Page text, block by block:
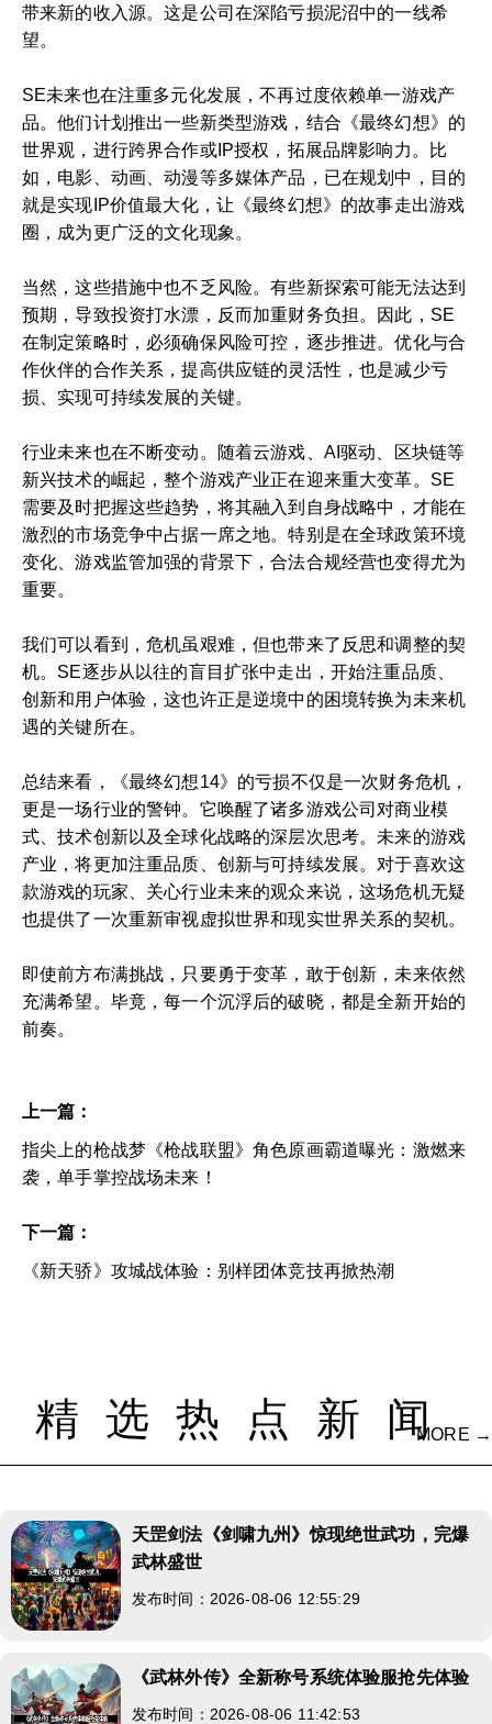
带来新的收入源。这是公司在深陷亏损泥沼中的一线希
望。
SE未来也在注重多元化发展，不再过度依赖单一游戏产
品。他们计划推出一些新类型游戏，结合《最终幻想》的
世界观，进行跨界合作或IP授权，拓展品牌影响力。比
如，电影、动画、动漫等多媒体产品，已在规划中，目的
就是实现IP价值最大化，让《最终幻想》的故事走出游戏
圈，成为更广泛的文化现象。
当然，这些措施中也不乏风险。有些新探索可能无法达到
预期，导致投资打水漂，反而加重财务负担。因此，SE
在制定策略时，必须确保风险可控，逐步推进。优化与合
作伙伴的合作关系，提高供应链的灵活性，也是减少亏
损、实现可持续发展的关键。
行业未来也在不断变动。随着云游戏、AI驱动、区块链等
新兴技术的崛起，整个游戏产业正在迎来重大变革。SE
需要及时把握这些趋势，将其融入到自身战略中，才能在
激烈的市场竞争中占据一席之地。特别是在全球政策环境
变化、游戏监管加强的背景下，合法合规经营也变得尤为
重要。
我们可以看到，危机虽艰难，但也带来了反思和调整的契
机。SE逐步从以往的盲目扩张中走出，开始注重品质、
创新和用户体验，这也许正是逆境中的困境转换为未来机
遇的关键所在。
总结来看，《最终幻想14》的亏损不仅是一次财务危机，
更是一场行业的警钟。它唤醒了诸多游戏公司对商业模
式、技术创新以及全球化战略的深层次思考。未来的游戏
产业，将更加注重品质、创新与可持续发展。对于喜欢这
款游戏的玩家、关心行业未来的观众来说，这场危机无疑
也提供了一次重新审视虚拟世界和现实世界关系的契机。
即使前方布满挑战，只要勇于变革，敢于创新，未来依然
充满希望。毕竟，每一个沉浮后的破晓，都是全新开始的
前奏。
上一篇：
指尖上的枪战梦《枪战联盟》角色原画霸道曝光：激燃来
袭，单手掌控战场未来！
下一篇：
《新天骄》攻城战体验：别样团体竞技再掀热潮
精选热点新闻
MORE →
天罡剑法《剑啸九州》惊现绝世武功，完爆
武林盛世
发布时间：2026-08-06 12:55:29
《武林外传》全新称号系统体验服抢先体验
发布时间：2026-08-06 11:42:53